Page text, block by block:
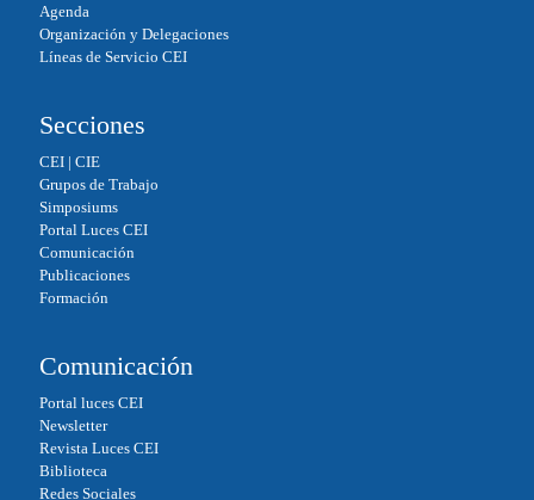
Agenda
Organización y Delegaciones
Líneas de Servicio CEI
Secciones
CEI| CIE
Grupos de Trabajo
Simposiums
Portal Luces CEI
Comunicación
Publicaciones
Formación
Comunicación
Portal luces CEI
Newsletter
Revista Luces CEI
Biblioteca
Redes Sociales